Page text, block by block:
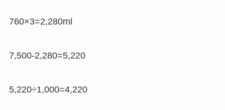
760×3=2,280ml
7,500-2,280=5,220
5,220÷1,000=4,220